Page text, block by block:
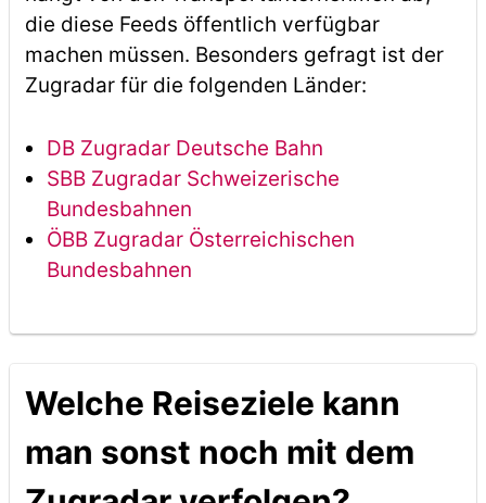
die diese Feeds öffentlich verfügbar
machen müssen. Besonders gefragt ist der
Zugradar für die folgenden Länder:
DB Zugradar Deutsche Bahn
SBB Zugradar Schweizerische
Bundesbahnen
ÖBB Zugradar Österreichischen
Bundesbahnen
Welche Reiseziele kann
man sonst noch mit dem